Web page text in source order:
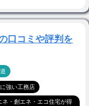
口コミや評判を
強い工務店
ネ・創エネ・エコ住宅が得